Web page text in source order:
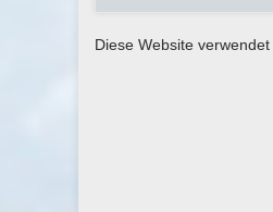
Diese Website